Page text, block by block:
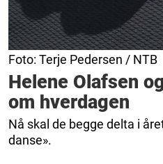
Foto: Terje Pedersen / NTB
Helene Olafsen
om hverdagen
Nå skal de begge delta i
danse».